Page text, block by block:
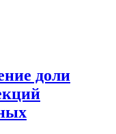
доли